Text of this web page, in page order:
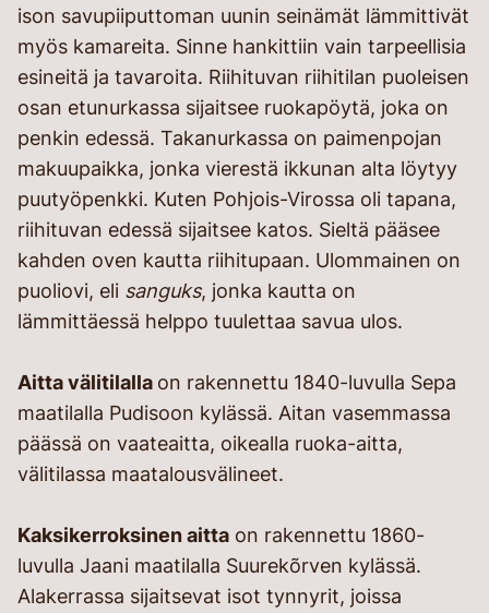
ison savupiiputtoman uunin seinämät lämmittivät
myös kamareita. Sinne hankittiin vain tarpeellisia
esineitä ja tavaroita. Riihituvan riihitilan puoleisen
osan etunurkassa sijaitsee ruokapöytä, joka on
penkin edessä. Takanurkassa on paimenpojan
makuupaikka, jonka vierestä ikkunan alta löytyy
puutyöpenkki. Kuten Pohjois-Virossa oli tapana,
riihituvan edessä sijaitsee katos. Sieltä pääsee
kahden oven kautta riihitupaan. Ulommainen on
puoliovi, eli sanguks, jonka kautta on
lämmittäessä helppo tuulettaa savua ulos.
Aitta välitilalla on rakennettu 1840-luvulla Sepa
maatilalla Pudisoon kylässä. Aitan vasemmassa
päässä on vaateaitta, oikealla ruoka-aitta,
välitilassa maatalousvälineet.
Kaksikerroksinen aitta on rakennettu 1860-
luvulla Jaani maatilalla Suurekõrven kylässä.
Alakerrassa sijaitsevat isot tynnyrit, joissa